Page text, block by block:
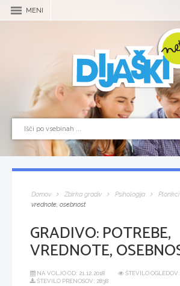
MENI
Domov Zbirka gradiv Psihologija Plonkci
vrednote, osebnost
GRADIVO:POTREBE,
VREDNOTE,
NA VOLJO OD: 21.12.2018
ŠTEVILO OGLEDOV:
ŠTEVILO PRENOSOV: 2838